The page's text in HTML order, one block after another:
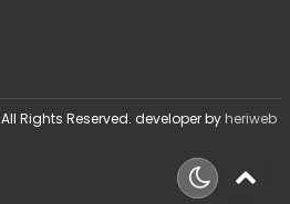
All Rights Reserved. developer by heriweb